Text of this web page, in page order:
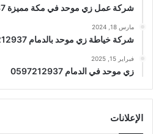
شركة عمل زي موحد في مكة مميزة 0597212937
مارس 18, 2024
شركة خياطة زي موحد بالدمام 0597212937
فبراير 15, 2025
زي موحد في الدمام 0597212937
الإعلانات